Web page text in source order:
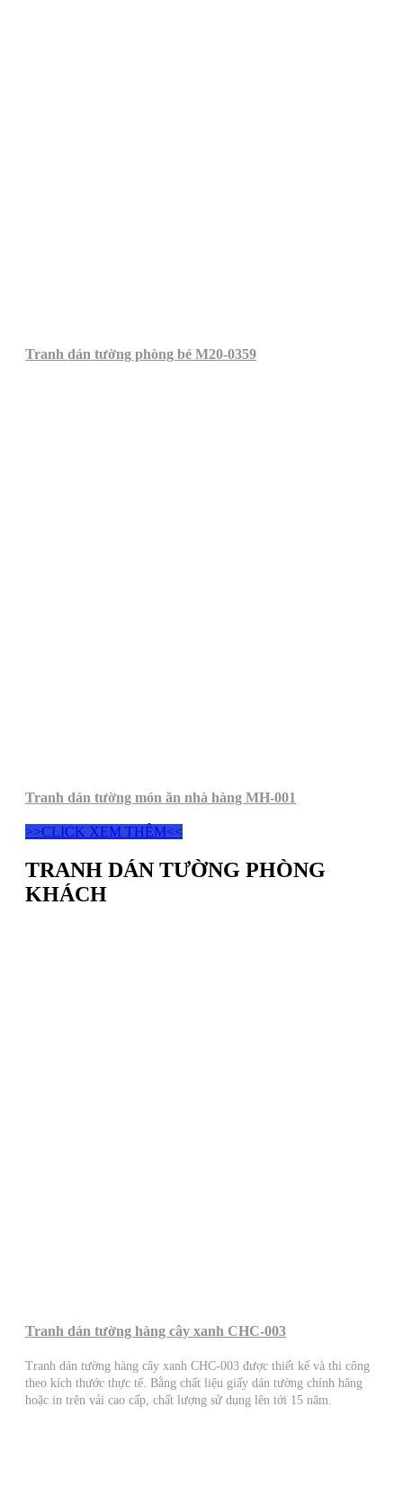
Tranh dán tường phòng bé M20-0359
Tranh dán tường món ăn nhà hàng MH-001
>>CLICK XEM THÊM<<
TRANH DÁN TƯỜNG PHÒNG
KHÁCH
Tranh dán tường hàng cây xanh CHC-003
Tranh dán tường hàng cây xanh CHC-003 được thiết kế và thi công
theo kích thước thực tế. Bằng chất liệu giấy dán tường chính hãng
hoặc in trên vải cao cấp, chất lượng sử dụng lên tới 15 năm.